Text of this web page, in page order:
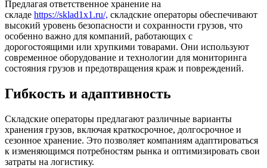
Предлагая ответственное хранение на
складе https://sklad1x1.ru/, складские операторы обеспечивают
высокий уровень безопасности и сохранности грузов, что
особенно важно для компаний, работающих с
дорогостоящими или хрупкими товарами. Они используют
современное оборудование и технологии для мониторинга
состояния грузов и предотвращения краж и повреждений.
Гибкость и адаптивность
Складские операторы предлагают различные варианты
хранения грузов, включая краткосрочное, долгосрочное и
сезонное хранение. Это позволяет компаниям адаптироваться
к изменяющимся потребностям рынка и оптимизировать свои
затраты на логистику.